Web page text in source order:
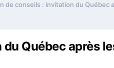
de conseils : invitation du Québec
Québec après